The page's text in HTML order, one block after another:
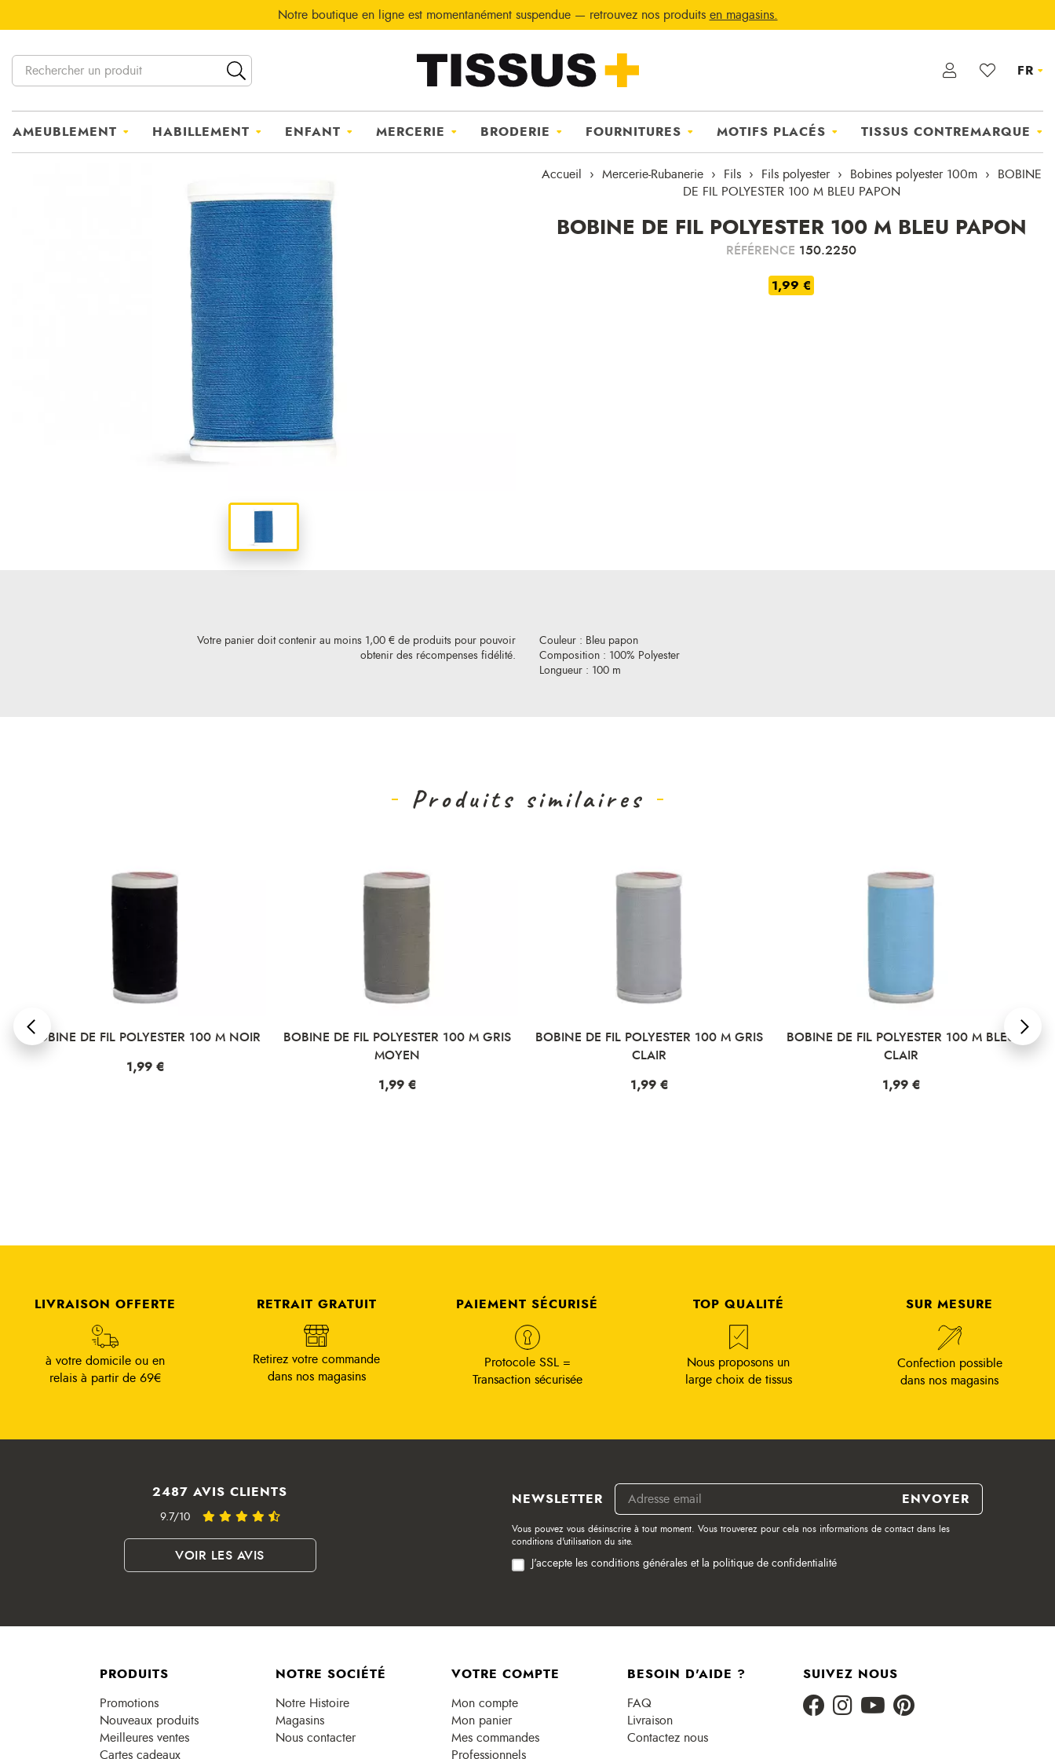
Notre boutique en ligne est momentanément suspendue — retrouvez nos produits en magasins.
FR
AMEUBLEMENT HABILLEMENT ENFANT MERCERIE BRODERIE FOURNITURES MOTIFS PLACÉS TISSUS CONTREMARQUE
Accueil Mercerie-Rubanerie Fils Fils polyester Bobines polyester 100m
BOBINE
DE FIL POLYESTER 100 M BLEU PAPON
BOBINE DE FIL POLYESTER 100 M BLEU PAPON
RÉFÉRENCE 150.2250
1,99 €
Votre panier doit contenir au moins 1,00 € de produits pour pouvoir
obtenir des récompenses fidélité.
Couleur : Bleu papon
Composition : 100% Polyester
Longueur : 100 m
Produits similaires
BOBINE DE FIL POLYESTER 100 M NOIR
Prix
1,99 €
BOBINE DE FIL POLYESTER 100 M GRIS
MOYEN
Prix
1,99 €
BOBINE DE FIL POLYESTER 100 M GRIS
CLAIR
Prix
1,99 €
BOBINE DE FIL POLYESTER 100 M BLEU
CLAIR
Prix
1,99 €
LIVRAISON OFFERTE
à votre domicile ou en
relais à partir de 69€
RETRAIT GRATUIT
Retirez votre commande
dans nos magasins
PAIEMENT SÉCURISÉ
Protocole SSL =
Transaction sécurisée
TOP QUALITÉ
Nous proposons un
large choix de tissus
SUR MESURE
Confection possible
dans nos magasins
2487 AVIS CLIENTS
9.7/10
VOIR LES AVIS
NEWSLETTER
Vous pouvez vous désinscrire à tout moment. Vous trouverez pour cela nos informations de contact dans les
conditions d'utilisation du site.
J'accepte les conditions générales et la politique de confidentialité
PRODUITS
Promotions
Nouveaux produits
Meilleures ventes
Cartes cadeaux
NOTRE SOCIÉTÉ
Notre Histoire
Magasins
Nous contacter
VOTRE COMPTE
Mon compte
Mon panier
Mes commandes
Professionnels
BESOIN D'AIDE ?
FAQ
Livraison
Contactez nous
SUIVEZ NOUS